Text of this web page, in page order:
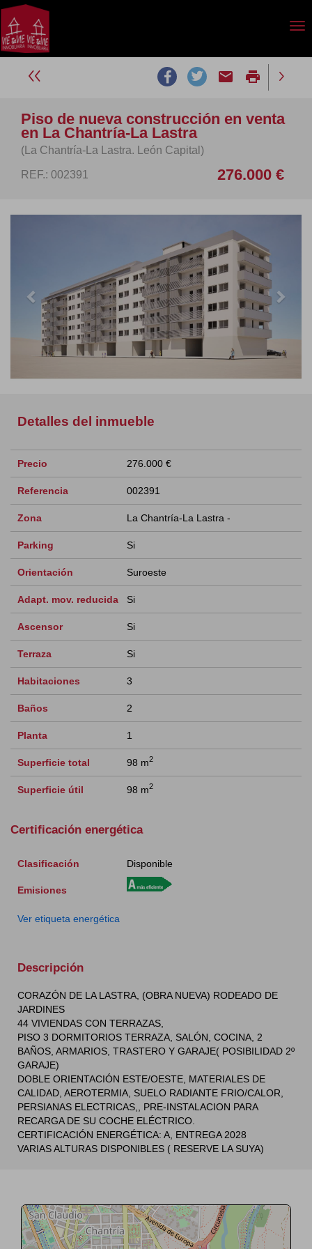
email print
Piso de nueva construcción en venta
en La Chantría-La Lastra
(La Chantría-La Lastra. León Capital)
REF.: 002391 276.000 €
Detalles del inmueble
Precio 276.000 €
Referencia 002391
Zona La Chantría-La Lastra -
Parking Si
Orientación Suroeste
Adapt. mov. reducida Si
Ascensor Si
Terraza Si
Habitaciones 3
Baños 2
Planta 1
Superficie total 98 m2
Superficie útil 98 m2
Certificación energética
Clasificación Disponible
Emisiones
Ver etiqueta energética
Descripción
CORAZÓN DE LA LASTRA, (OBRA NUEVA) RODEADO DE
JARDINES
44 VIVIENDAS CON TERRAZAS,
PISO 3 DORMITORIOS TERRAZA, SALÓN, COCINA, 2
BAÑOS, ARMARIOS, TRASTERO Y GARAJE( POSIBILIDAD 2º
GARAJE)
DOBLE ORIENTACIÓN ESTE/OESTE, MATERIALES DE
CALIDAD, AEROTERMIA, SUELO RADIANTE FRIO/CALOR,
PERSIANAS ELECTRICAS,, PRE-INSTALACION PARA
RECARGA DE SU COCHE ELÉCTRICO.
CERTIFICACIÓN ENERGÉTICA: A, ENTREGA 2028
VARIAS ALTURAS DISPONIBLES ( RESERVE LA SUYA)